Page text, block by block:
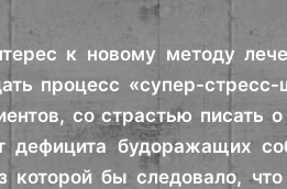
к новому методу
процесс «супер-стресс-
со страстью писать о
дефицита будоражащих
бы следовало,